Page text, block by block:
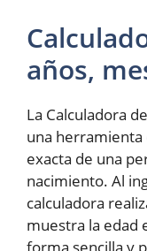
años,
La Calculadora
una herramienta
exacta de una
nacimiento. Al
calculadora
muestra la edad